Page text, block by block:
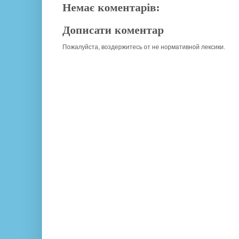
Немає коментарів:
Дописати коментар
Пожалуйста, воздержитесь от не нормативной лексики.